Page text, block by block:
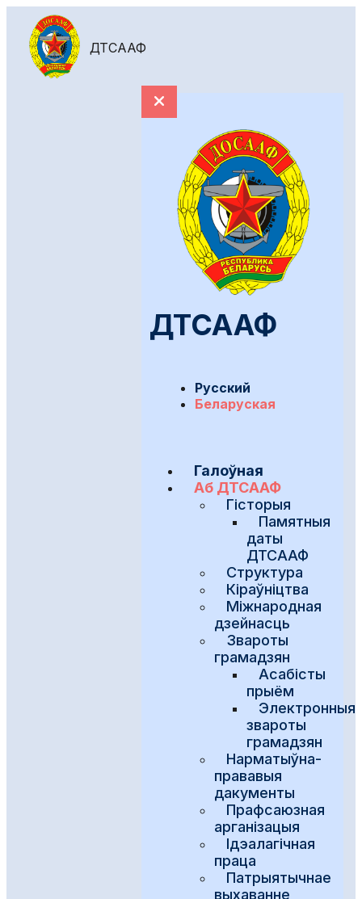
ДТСААФ
ДТСААФ
Русский
Беларуская
Галоўная
Аб ДТСААФ
Гісторыя
Памятныя
даты
ДТСААФ
Структура
Кіраўніцтва
Міжнародная
дзейнасць
Звароты
грамадзян
Асабісты
прыём
Электронныя
звароты
грамадзян
Нарматыўна-
прававыя
дакументы
Прафсаюзная
арганізацыя
Ідэалагічная
праца
Патрыятычнае
выхаванне